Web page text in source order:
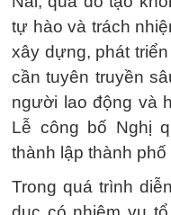
tự hào và trách
xây dựng, phát
cần tuyên truyền
người lao động và
Lễ công bố Nghị
thành lập thành
Trong quá trình